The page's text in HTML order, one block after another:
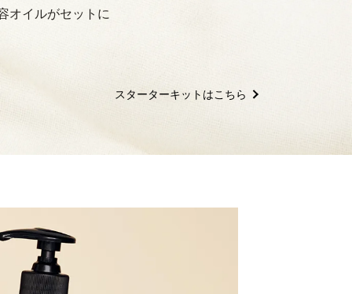
オイルがセットに
スターターキットはこちら